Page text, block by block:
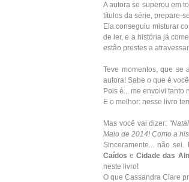
A autora se superou em
títulos da série, prepare-
Ela conseguiu misturar
de ler, e a história já
estão prestes a
Teve momentos, que
autora! Sabe o que é
Pois é... me envolvi tanto
E o melhor: nesse livro
Mas você vai dizer:
Maio de 2014! Como a
Sinceramente... não
Caídos eCidade das
neste livro!
O que Cassandra Clare